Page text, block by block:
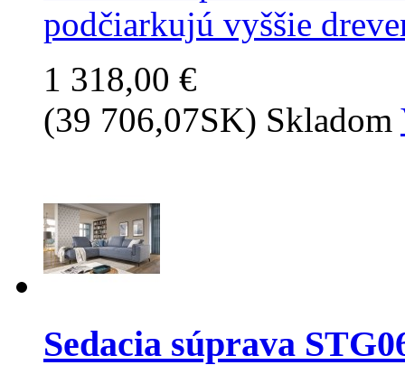
podčiarkujú vyššie
1 318,00 €
(39 706,07SK) Skladom
Sedacia súprava